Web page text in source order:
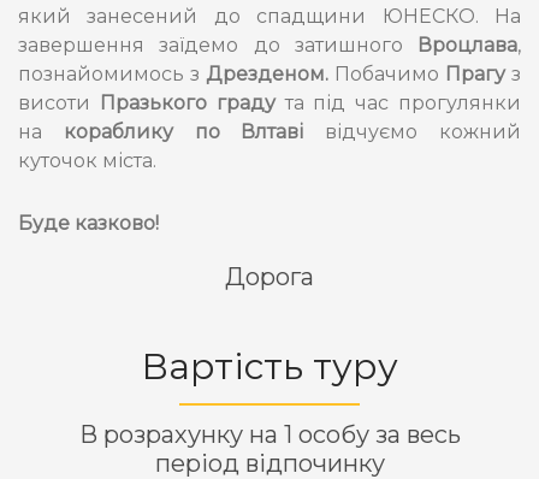
який занесений до спадщини ЮНЕСКО. На
завершення заїдемо до затишного
Вроцлава,
познайомимось з Дрезденом. Побачимо Прагу з
висоти
Празького градута під час прогулянки
на
кораблику по Влтаві відчуємо кожний
куточок міста.
Буде казково!
Дорога
Вартість туру
В розрахунку на 1 особу за весь
період відпочинку